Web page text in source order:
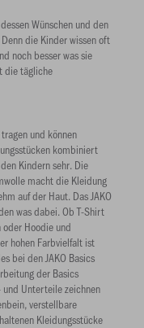
Wünschen und den
die Kinder wissen oft
noch besser was sie
die tägliche
und können
kombiniert
Kindern sehr. Die
macht die Kleidung
auf der Haut. Das JAKO
was dabei. Ob T-Shirt
Hoodie und
hohen Farbvielfalt ist
bei den JAKO Basics
der Basics
Unterteile zeichnen
verstellbare
Kleidungsstücke